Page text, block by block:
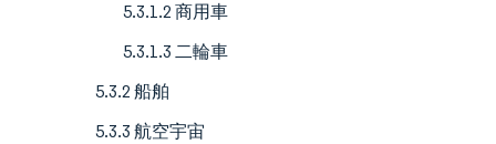
5.3.1.2 商用車
5.3.1.3 二輪車
5.3.2 船舶
5.3.3 航空宇宙